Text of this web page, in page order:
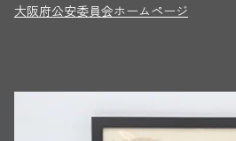
大阪府公安委員会ホームページ